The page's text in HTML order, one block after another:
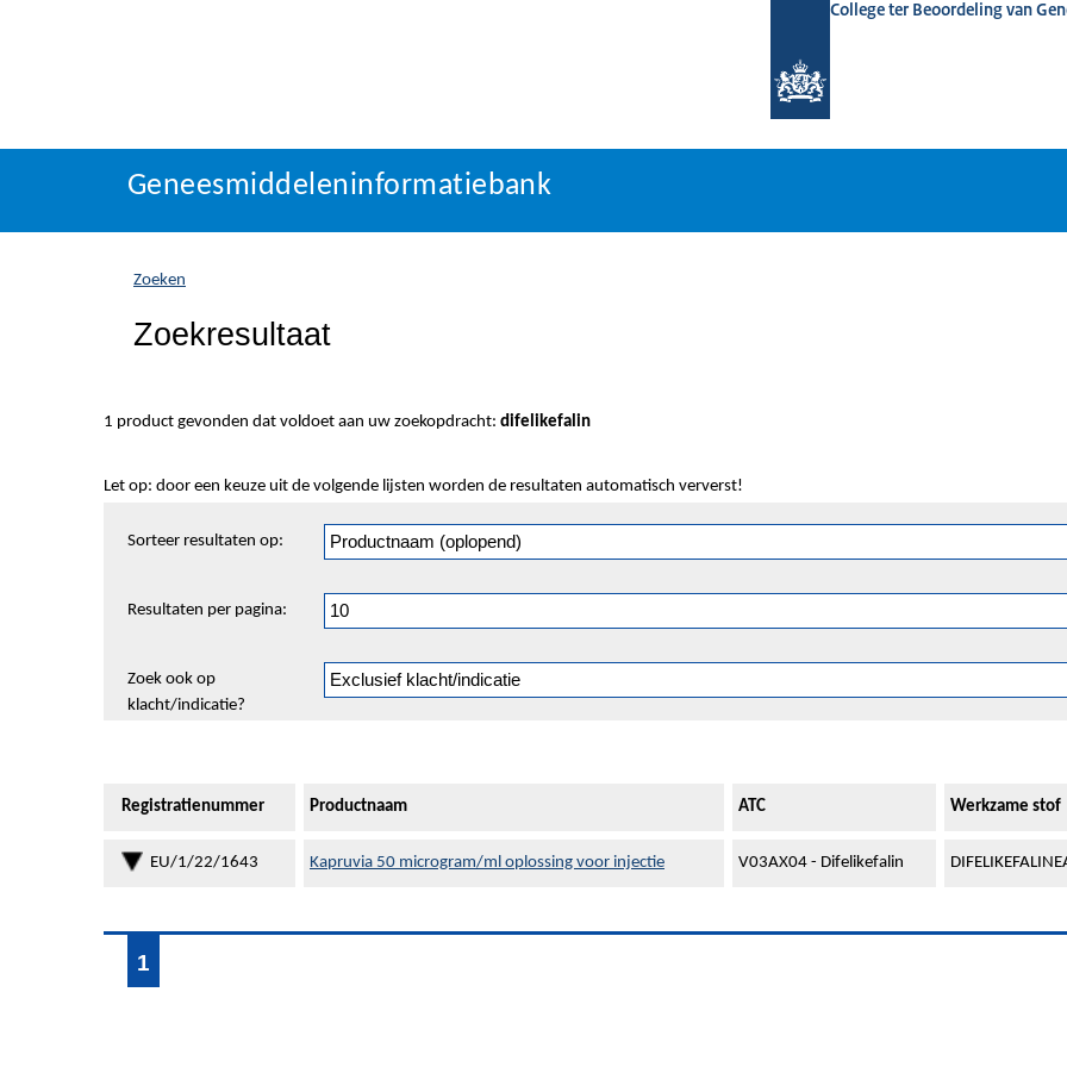
College ter Beoordeling van
Geneesmiddeleninformatiebank
U
zich
hier:
Geneesmiddeleninformatiebank
Zoeken
Zoekresultaat
1 product gevonden dat voldoet aan uw zoekopdracht: difelikefalin
Let op: door een keuze uit de volgende lijsten worden de resultaten automatisch ververst!
en
Sorteer resultaten op:
Resultaten per pagina:
Zoek ook op
klacht/indicatie?
Registratienummer Productnaam ATC Werkzame stof
EU/1/22/1643 Kapruvia 50 microgram/ml oplossing voor injectie V03AX04 - Difelikefalin
1